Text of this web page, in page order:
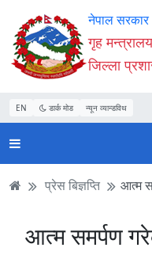
Accessibility
Mode
सुरु
गर्नुहोस्
सामाग्री
पढ्नुहाेस्
नेभिगेसन
पढ्नुहाेस्
वेबसाइट
खोजमा
जानुहोस्
नेपाल सरकार
गृह मन्त्रालय
जिल्ला
EN डार्क मोड न्यून व्यान्डविथ
प्रेस बिज्ञप्ति आत्म
आत्म समर्पण